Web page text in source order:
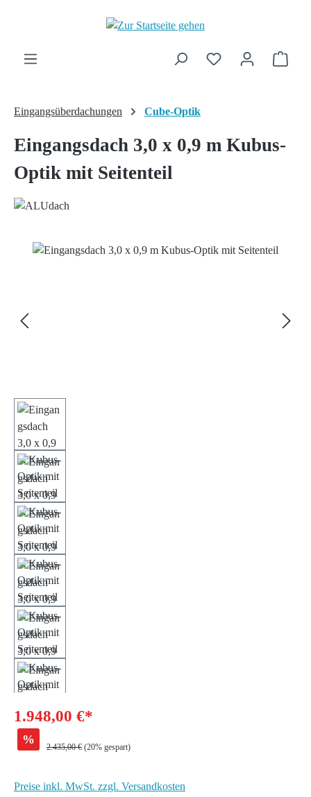
Zum Hauptinhalt springen
Eingangsüberdachungen Cube-Optik
Eingangsdach 3,0 x 0,9 m Kubus-
Optik mit Seitenteil
Bildergalerie überspringen
1.948,00 €*
% Regulärer Preis:
2.435,00 € (20% gespart)
Preise inkl. MwSt. zzgl. Versandkosten